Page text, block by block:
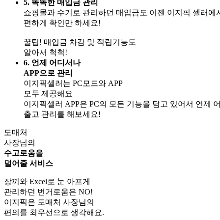
5. 똑똑한 매입금 관리
쇼핑몰과 수기로 관리하던 매입금도 이젠 이지픽 셀러에
편하게 확인만 하세요!
꿀팁! 매입금 차감 및 적립기능도
알아서 척척!
6. 언제 어디서나
APP으로 관리
이지픽셀러는 PC모드와 APP
모두 제공해요
이지픽셀러 APP은 PC의 모든 기능을 담고 있어서 언제
출고 관리를 해보세요!
도매처
사장님의
수고로움을
덜어줄 서비스
장끼와 Excel로 눈 아프게
관리하던 번거로움은 NO!
이지픽은 도매처 사장님의
편의를 최우선으로 생각해요.